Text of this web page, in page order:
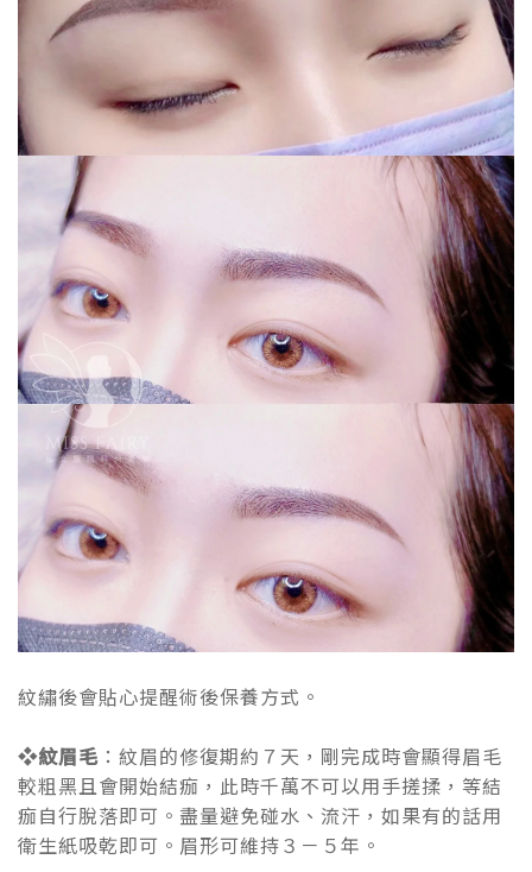
紋繡後會貼心提醒術後保養方式。
❖紋眉毛 ：紋眉的修復期約７天，剛完成時會顯得眉毛
較粗黑且會開始結痂，此時千萬不可以用手搓揉，等結
痂自行脫落即可。盡量避免碰水、流汗，如果有的話用
衛生紙吸乾即可。眉形可維持３－５年。